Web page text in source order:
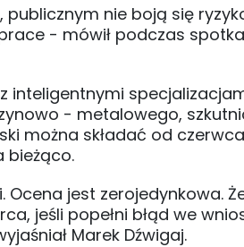
nie boją się
- mówił podczas
inteligentnymi
- metalowego,
można składać od
bieżąco.
jest zerojedynkowa.
jeśli popełni błąd we
Marek Dźwigaj.